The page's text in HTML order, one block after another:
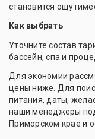
становится
Как выбрать
Уточните состав
бассейн, спа и
Для экономии
цены ниже. Для
питания, даты,
наши менеджеры
Приморском крае и